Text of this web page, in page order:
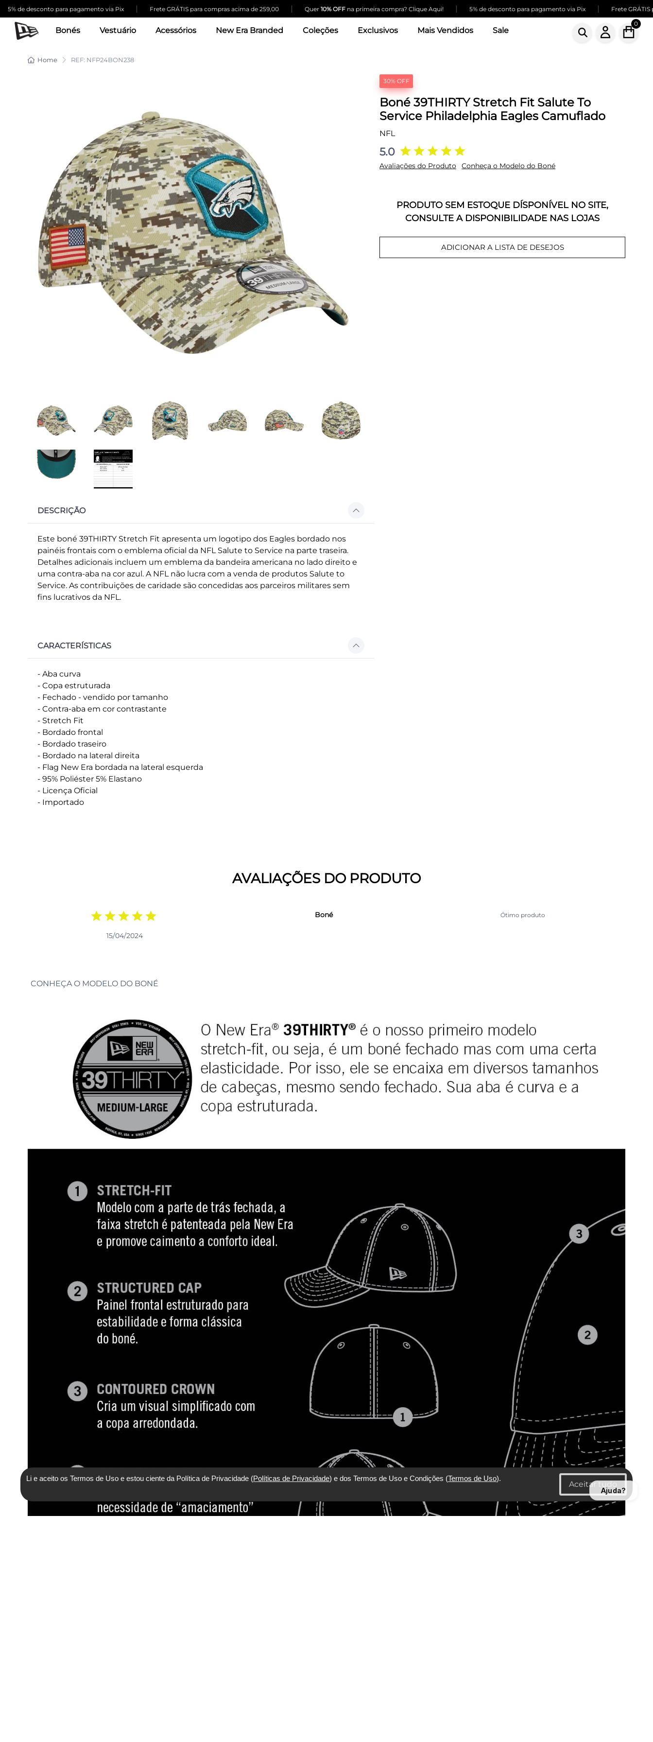
desconto para pagamento via Pix | Frete GRÁTIS para compras acima de 259,00 | 10% OFFna primeira compra? Clique Aqui! | 5% de desconto para pagamento via Pix | Frete GRÁTIS para
Bonés Vestuário Acessórios New Era Branded Coleções Exclusivos Mais Vendidos Sale
0
Home REF: NFP24BON238
DESCRIÇÃO
Este boné 39THIRTY Stretch Fit apresenta um logotipo dos Eagles bordado nos
painéis frontais com o emblema oficial da NFL Salute to Service na parte traseira.
Detalhes adicionais incluem um emblema da bandeira americana no lado direito e
uma contra-aba na cor azul. A NFL não lucra com a venda de produtos Salute to
Service. As contribuições de caridade são concedidas aos parceiros militares sem
fins lucrativos da NFL.
CARACTERÍSTICAS
- Aba curva
- Copa estruturada
- Fechado - vendido por tamanho
- Contra-aba em cor contrastante
- Stretch Fit
- Bordado frontal
- Bordado traseiro
- Bordado na lateral direita
- Flag New Era bordada na lateral esquerda
- 95% Poliéster 5% Elastano
- Licença Oficial
- Importado
30% OFF
Boné 39THIRTY Stretch Fit Salute To
Service Philadelphia Eagles Camuflado
NFL
5.0
Avaliações do Produto Conheça o Modelo do Boné
PRODUTO SEM ESTOQUE DÍSPONÍVEL NO SITE,
CONSULTE A DISPONIBILIDADE NAS LOJAS
ADICIONAR A LISTA DE DESEJOS
AVALIAÇÕES DO PRODUTO
15/04/2024
Boné Ótimo produto
CONHEÇA O MODELO DO BONÉ
Li e aceito os Termos de Uso e estou ciente da Política de Privacidade (Políticas de Privacidade) e dos Termos de Uso e Condições (Termos de Uso).
Ajuda?